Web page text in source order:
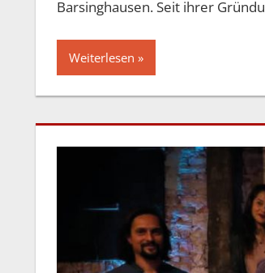
Barsinghausen. Seit ihrer
Weiterlesen